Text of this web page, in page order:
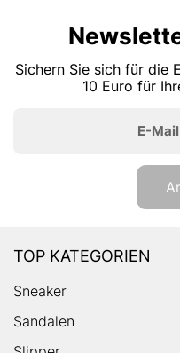
Sichern Sie sich für die
10 Euro für
E-
TOP KATEGORIEN
Sneaker
Sandalen